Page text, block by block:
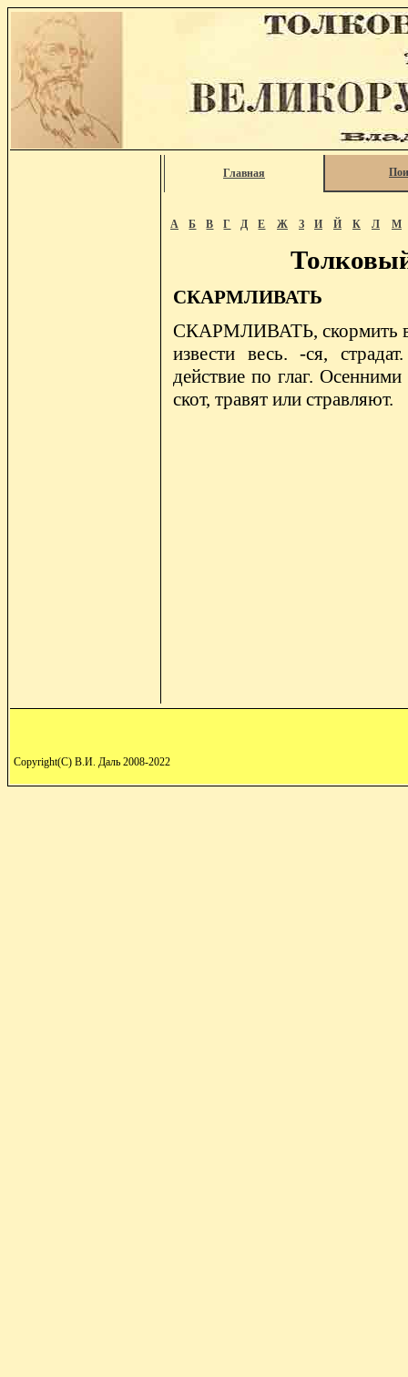
Главная
А Б В Г Д Е Ж З И Й К Л М
СКАРМЛИВАТЬ
СКАРМЛИВАТЬ, скормить
извести весь. -ся,
действие по глаг.
скот, травят или стравляют.
Copyright(C) В.И. Даль 2008-2022